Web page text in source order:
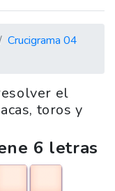
Crucigrama 04
el
toros y
6 letras